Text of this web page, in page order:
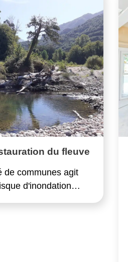
du fleuve
de communes agit
d'inondation…